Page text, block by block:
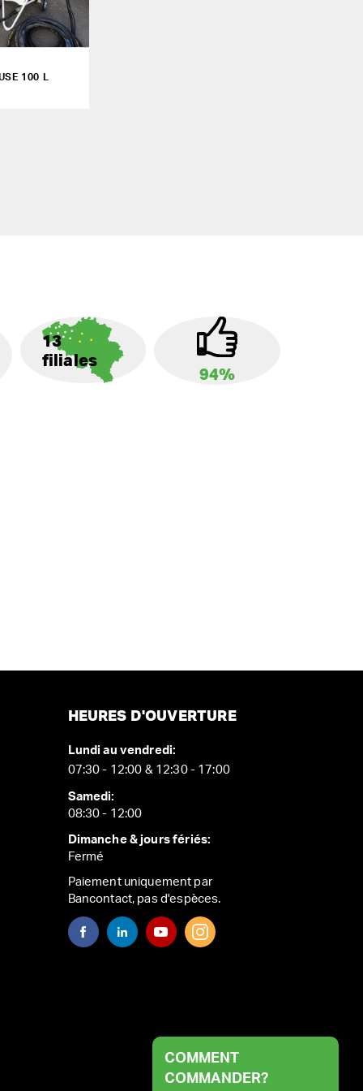
100 L
13
filiales
94%
HEURES D'OUVERTURE
Lundi au vendredi:
07:30 - 12:00 & 12:30 - 17:00
Samedi:
08:30 - 12:00
Dimanche & jours fériés:
Fermé
Paiement uniquement par
Bancontact, pas d'espèces.
COMMENT
COMMANDER?